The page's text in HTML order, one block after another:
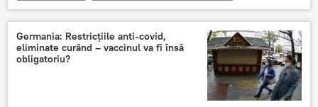
Germania: Restricţiile anti-covid,
eliminate curând – vaccinul va fi însă
obligatoriu?